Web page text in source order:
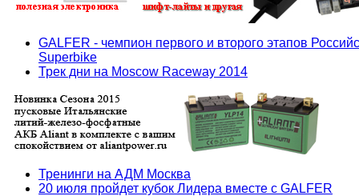
GALFER - чемпион первого и второго этапов
Superbike
Трек дни на Moscow Raceway 2014
Тренинги на АДМ Москва
20 июля пройдет кубок Лидера вместе с GALFER